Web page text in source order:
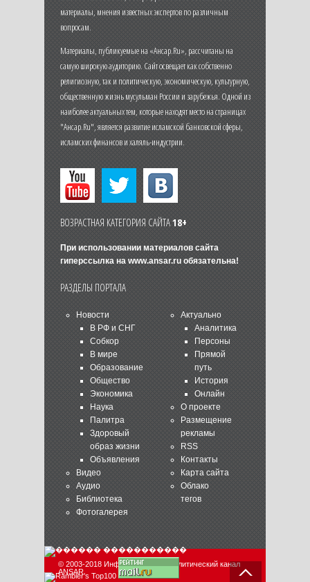
материалы, мнения известных экспертов по различным
вопросам.
Материалы, публикуемые на «Ансар.Ru», рассчитаны на
самую широкую аудиторию. Сайт освещает как собственно
религиозную, так и политическую, экономическую, культурную,
общественную жизнь мусульман России и зарубежья. Одной из
наиболее актуальных тем, которые находят место на страницах
"Ансар.Ru", является развитие исламской банковской сферы,
исламских финансов и халяль-индустрии.
ВОЗРАСТНАЯ КАТЕГОРИЯ САЙТА18+
При использовании материалов сайта
гиперссылка на www.ansar.ruобязательна!
РАЗДЕЛЫ ПОРТАЛА
Новости
В РФ и СНГ
Собкор
В мире
Образование
Общество
Экономика
Наука
Палитра
Здоровый
образ жизни
Объявления
Видео
Аудио
Библиотека
Фотогалерея
Актуально
Аналитика
Персоны
Прямой
путь
История
Онлайн
О проекте
Размещение
рекламы
RSS
Контакты
Карта сайта
Облако
тегов
© 2003-2018 Информационно-аналитический канал
ANSAR